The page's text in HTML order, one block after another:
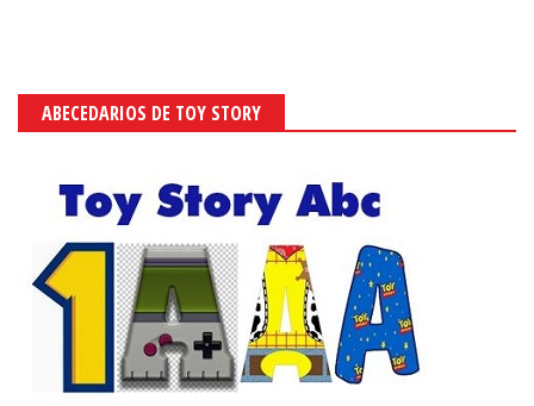
ABECEDARIOS DE TOY STORY